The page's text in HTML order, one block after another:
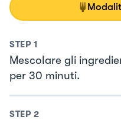
STEP 1
Mescolare gli
per 30 minuti.
STEP 2